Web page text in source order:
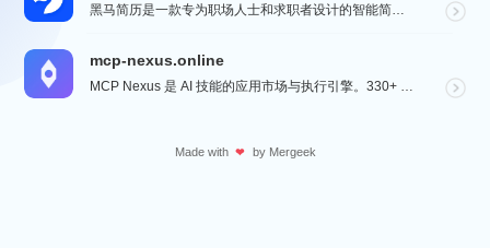
黑马简历是一款专为职场人士和求职者设计的智能简历助手，旨在帮助用户快速打造专业、高效的求职简历。通过...
mcp-nexus.online
MCP Nexus 是 AI 技能的应用市场与执行引擎。330+ 即装即用技能（财务对账、合同审查、...
Made with ❤ by Mergeek